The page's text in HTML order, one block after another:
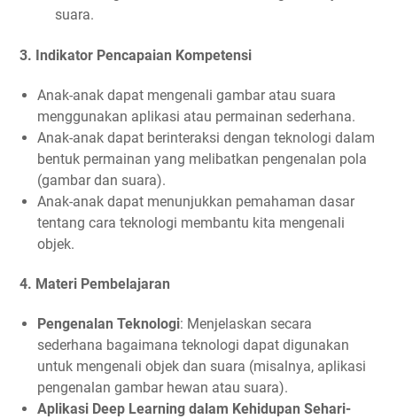
suara.
3. Indikator Pencapaian Kompetensi
Anak-anak dapat mengenali gambar atau suara
menggunakan aplikasi atau permainan sederhana.
Anak-anak dapat berinteraksi dengan teknologi dalam
bentuk permainan yang melibatkan pengenalan pola
(gambar dan suara).
Anak-anak dapat menunjukkan pemahaman dasar
tentang cara teknologi membantu kita mengenali
objek.
4. Materi Pembelajaran
Pengenalan Teknologi: Menjelaskan secara
sederhana bagaimana teknologi dapat digunakan
untuk mengenali objek dan suara (misalnya, aplikasi
pengenalan gambar hewan atau suara).
Aplikasi Deep Learning dalam Kehidupan Sehari-